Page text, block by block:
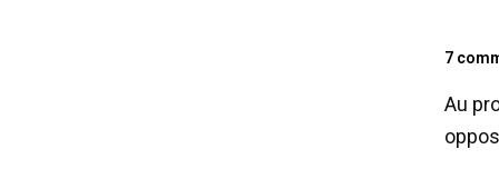
7
Au